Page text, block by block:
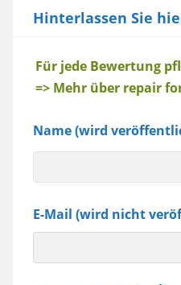
Hinterlassen Sie
Baum
Für jede Bewertung
=> Mehr über repair
Name (wird
E-Mail (wird nicht